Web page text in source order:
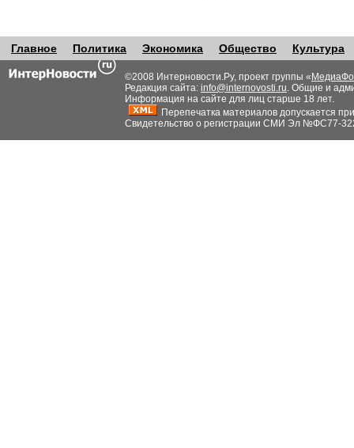
Главное Политика Экономика Общество Культура
©2008 Интерновости.Ру, проект группы «
Редакция сайта: info@internovosti.ru. Общие и
Информация на сайте для лиц старше 18 лет.
Перепечатка материалов допускается
Свидетельство о регистрации СМИ Эл №ФС77-